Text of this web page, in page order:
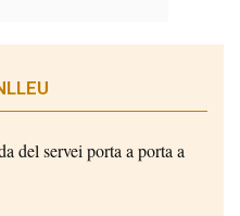
del servei porta a porta a